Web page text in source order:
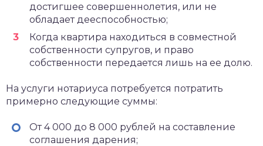
достигшее совершеннолетия, или не
обладает дееспособностью;
Когда квартира находиться в совместной
собственности супругов, и право
собственности передается лишь на ее долю.
На услуги нотариуса потребуется потратить
примерно следующие суммы:
От 4 000 до 8 000 рублей на составление
соглашения дарения;